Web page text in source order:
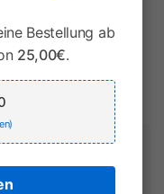
Bestellung ab
25,00€.